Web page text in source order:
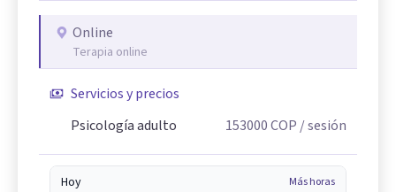
Online
Terapia online
Servicios y precios
Psicología adulto
153000COP / sesión
Hoy Más horas